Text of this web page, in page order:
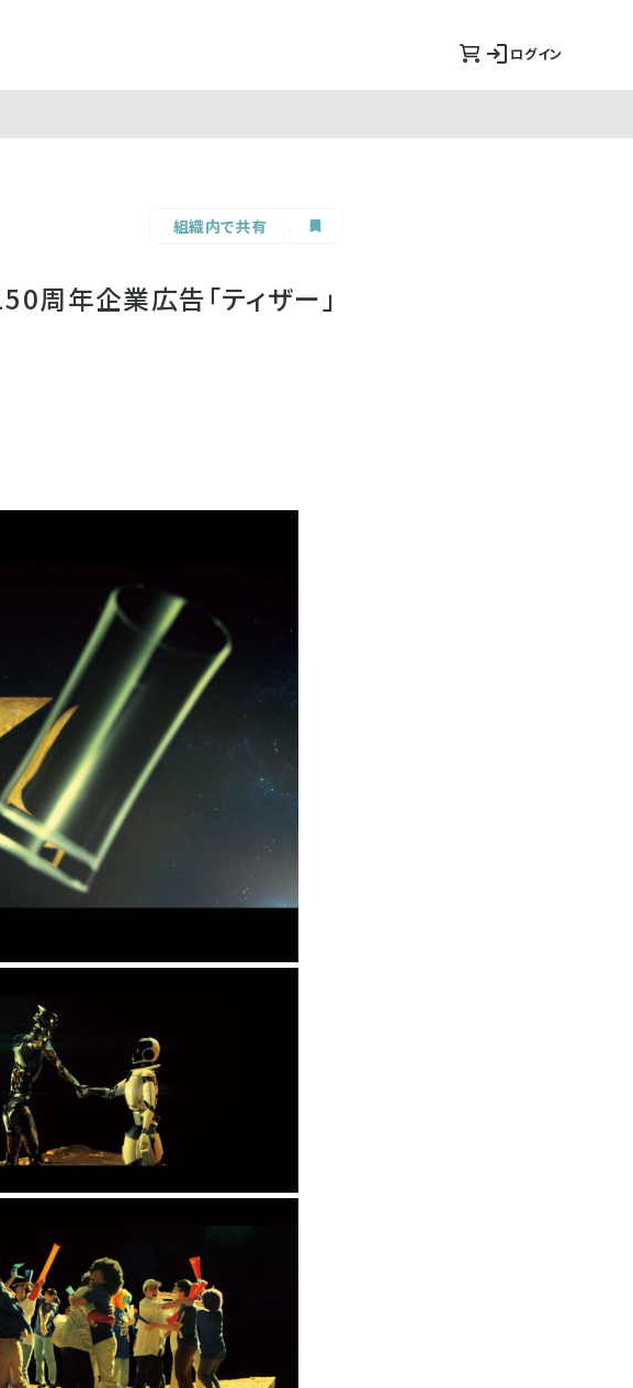
ログイン
組織内で共有
年企業広告「ティザー」